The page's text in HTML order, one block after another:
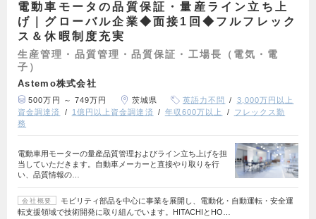
電動車モータの品質保証・量産ライン立ち上
げ｜グローバル企業◆面接1回◆フルフレック
ス＆休暇制度充実
生産管理・品質管理・品質保証・工場長（電気・電
子）
Astemo株式会社
500万円 ～ 749万円 茨城県 英語力不問
3,000万円以上
資金調達済
1億円以上資金調達済 年収600万以上
フレックス勤
務
電動車用モーターの量産品質管理およびライン立ち上げを担
当していただきます。自動車メーカーと直接やり取りを行
い、品質情報の…
会社概要
モビリティ部品を中心に事業を展開し、電動化・自動運転・安全運
転支援領域で技術開発に取り組んでいます。HITACHIとHO…